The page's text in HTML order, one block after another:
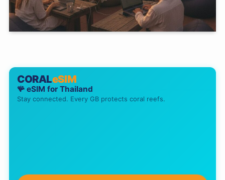
CORALeSIM
🪸 eSIM for Thailand
Stay connected. Every GB protects coral reefs.